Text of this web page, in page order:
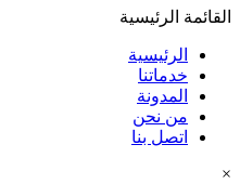
القائمة الرئيسية
الرئيسية
خدماتنا
المدونة
من نحن
اتصل بنا
×